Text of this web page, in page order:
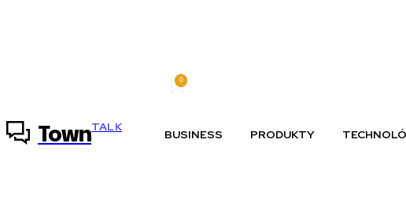
0
TownTALK
BUSINESS PRODUKTY